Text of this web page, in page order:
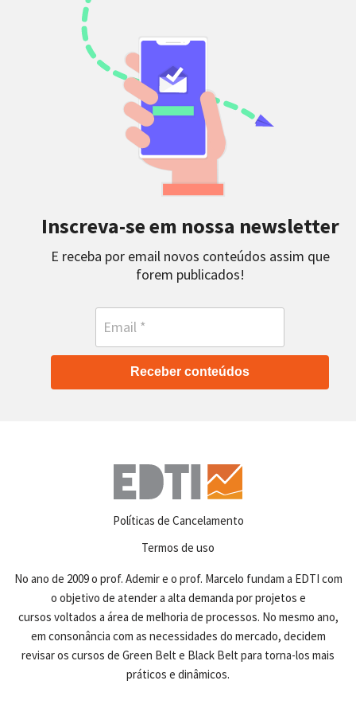
Inscreva-se em nossa newsletter
E receba por email novos conteúdos assim que
forem publicados!
Receber conteúdos
Políticas de Cancelamento
Termos de uso
No ano de 2009 o prof. Ademir e o prof. Marcelo fundam a EDTI com
o objetivo de atender a alta demanda por projetos e
cursos voltados a área de melhoria de processos. No mesmo ano,
em consonância com as necessidades do mercado, decidem
revisar os cursos de Green Belt e Black Belt para torna-los mais
práticos e dinâmicos.